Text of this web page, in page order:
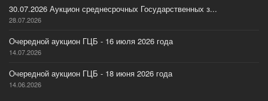
30.07.2026 Аукцион среднесрочных Государственных з...
28.07.2026
Очередной аукцион ГЦБ - 16 июля 2026 года
14.07.2026
Очередной аукцион ГЦБ - 18 июня 2026 года
14.06.2026